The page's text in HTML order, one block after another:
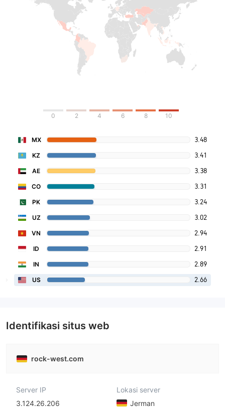
0 2 4 6 8 10
MX 3.48
KZ 3.41
AE 3.38
CO 3.31
PK 3.24
UZ 3.02
VN 2.94
ID 2.91
IN 2.89
US 2.66
Identifikasi situs web
rock-west.com
Server IP
3.124.26.206
Lokasi server
Jerman